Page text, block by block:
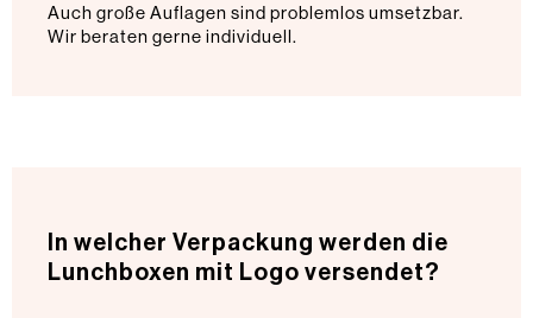
Auch große Auflagen sind problemlos umsetzbar.
Wir beraten gerne individuell.
In welcher Verpackung werden die
Lunchboxen mit Logo versendet?